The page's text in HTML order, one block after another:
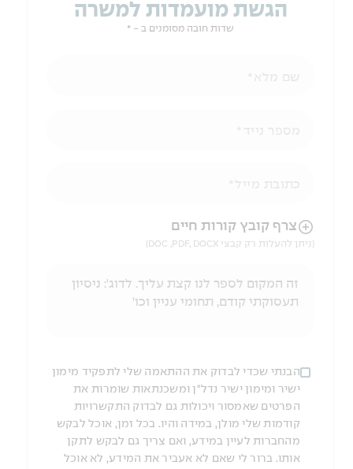
הגשת מועמדות למשרה
שדות חובה מסומנים ב - *
הניווט לאחר העלאת הקובץ באמצעות מקש ה-TAB
צרף קובץ קורות חיים
(ניתן להעלות רק קבצי DOC ,PDF, DOCX)
הבנתי שכדי לבדוק את ההתאמה שלי לתפקיד מימון
ישיר ומימון ישיר נדל"ן ומשכנתאות שומרות את
הפרטים שאמסור ויכולות גם לבדוק התקשרויות
קודמות שלי מולן, במידה והיו. בכל זמן, אוכל לבקש
מהחברות לעיין במידע, ואם צריך גם לבקש לתקן
אותו. ברור לי שאם לא אעביר את המידע, לא אוכל